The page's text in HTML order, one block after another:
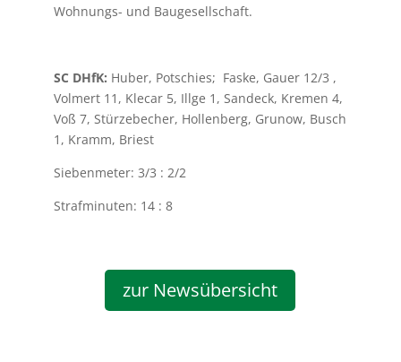
Wohnungs- und Baugesellschaft.
SC DHfK: Huber, Potschies; Faske, Gauer 12/3 ,
Volmert 11, Klecar 5, Illge 1, Sandeck, Kremen 4,
Voß 7, Stürzebecher, Hollenberg, Grunow, Busch
1, Kramm, Briest
Siebenmeter: 3/3 : 2/2
Strafminuten: 14 : 8
zur Newsübersicht